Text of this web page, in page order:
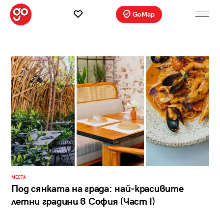
GoMap
МЕСТА
Под сянката на града: най-красивите
летни градини в София (Част I)